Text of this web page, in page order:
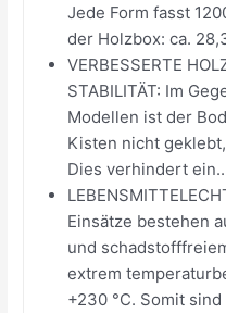
Jede Form fasst
der Holzbox: ca.
VERBESSERTE
STABILITÄT: Im
Modellen ist der
Kisten nicht
Dies verhindert
Einsätze bestehen
und
extrem
+230 °C. Somit sind